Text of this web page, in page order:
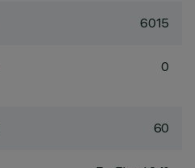
6015
0
60